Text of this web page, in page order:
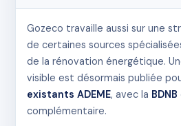
Gozeco travaille aussi sur une
de certaines sources
de la rénovation énergétique.
visible est désormais publiée
existants ADEME, avec la BDNB
complémentaire.